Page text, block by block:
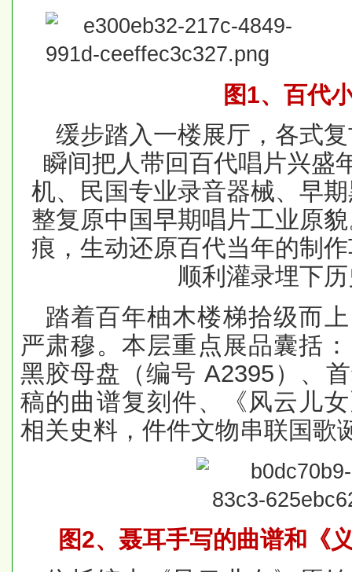
图1、百代
缓步踏入一楼展厅，各式
瞬间把人带回百代唱片兴盛
机、民国专业录音器械、早
整复原中国早期唱片工业原
痕，生动还原百代当年的制
顺利灌录埋下
踏着百年柚木楼梯拾级而
严肃穆。本层重点展品囊括
黑胶母盘（编号 A2395）、
稿的曲谱复刻件、《风云儿
相关史料，件件文物串联国歌
图2、聂耳手写的曲谱和《